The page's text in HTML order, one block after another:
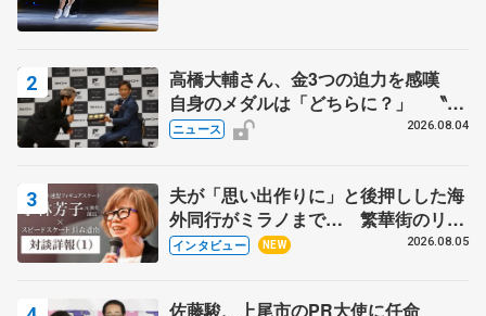
高橋大輔さん、金3つの迫力を感嘆
自身のメダルは「どちらに？」 〝リ
ス兄弟〟オリンピック3連覇の野村忠
ニュース 2026.08.04
夫が「思い出作りに」と後押しした海
外同行がミラノまで… 繁華街のリン
クでは不良のお兄さんも味方に 小林
インタビュー NEW 2026.08.05
佐藤駿、上尾市のPR大使に任命